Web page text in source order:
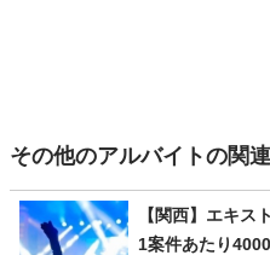
その他のアルバイトの関
【関西】エキス
1案件あたり